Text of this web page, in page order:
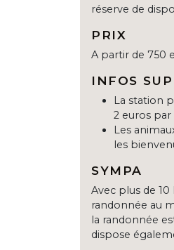
réserve de
PRIX
A partir de 750
INFOS
La station
2 euros
Les
les
SYMPA
Avec plus de
randonnée au
la randonnée
dispose